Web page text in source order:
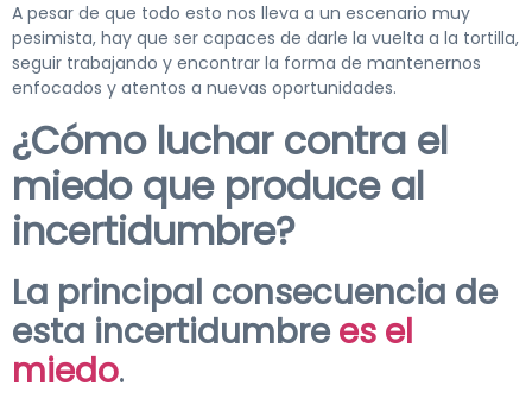
A pesar de que todo esto nos lleva a un escenario muy
pesimista, hay que ser capaces de darle la vuelta a la tortilla,
seguir trabajando y encontrar la forma de mantenernos
enfocados y atentos a nuevas oportunidades.
¿Cómo luchar contra el
miedo que produce al
incertidumbre?
La principal consecuencia de
esta incertidumbre es el
miedo.